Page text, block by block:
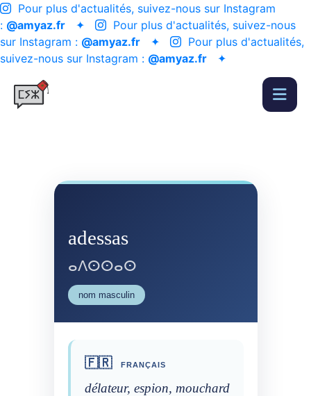
Pour plus d'actualités, suivez-nous sur Instagram
: @amyaz.fr ✦
Pour plus d'actualités, suivez-nous
sur Instagram : @amyaz.fr ✦
Pour plus d'actualités,
suivez-nous sur Instagram : @amyaz.fr ✦
adessas
ⴰⴷⵙⵙⴰⵙ
nom masculin
🇫🇷 FRANÇAIS
délateur, espion, mouchard